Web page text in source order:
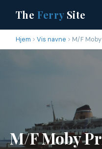
The FerrySite
Hjem Vis navne M/F
M/F Moby